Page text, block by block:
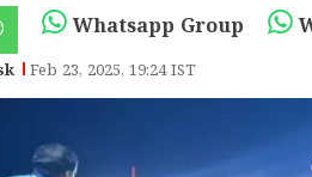
Whatsapp Group
Feb 23, 2025, 19:24 IST